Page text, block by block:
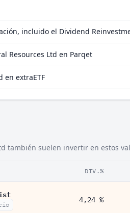
incluido el Dividend
Resources Ltd en Parqet
en extraETF
también suelen invertir en estos
DIV.%
4,24 %